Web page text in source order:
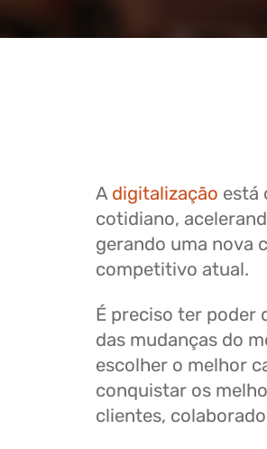
A digitalização está
cotidiano,
gerando uma nova
competitivo atual.
É preciso ter poder
das mudanças do
escolher o melhor
conquistar os
clientes,